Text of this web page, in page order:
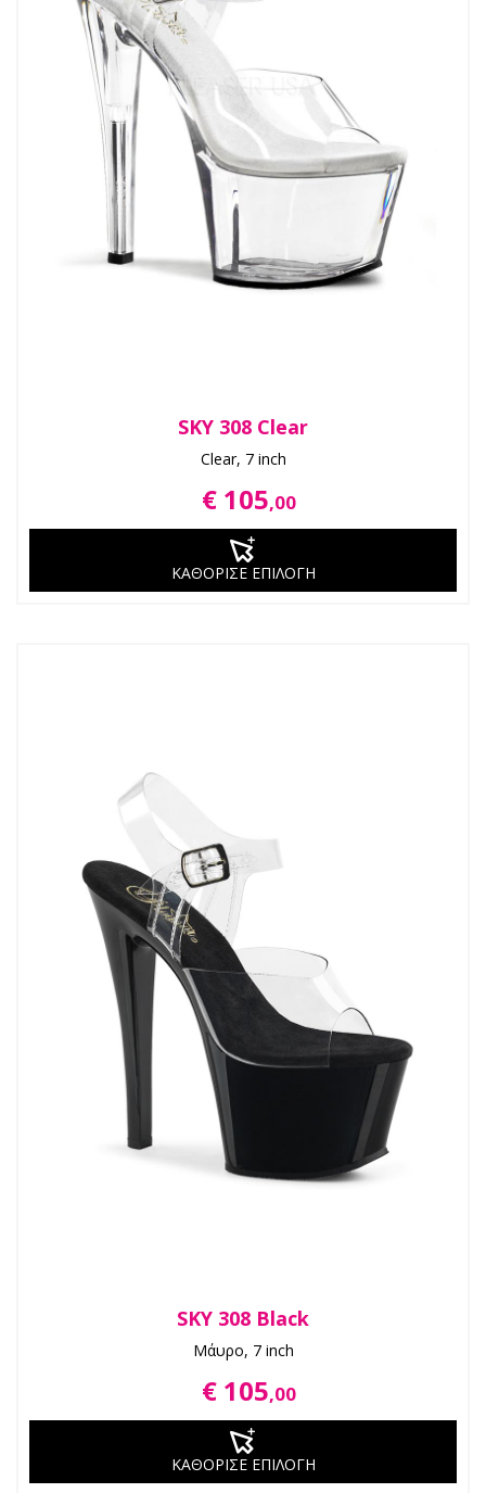
SKY 308 Clear
Clear, 7 inch
€ 105,00
ΚΑΘΟΡΙΣΕ ΕΠΙΛΟΓΗ
SKY 308 Black
Μάυρο, 7 inch
€ 105,00
ΚΑΘΟΡΙΣΕ ΕΠΙΛΟΓΗ